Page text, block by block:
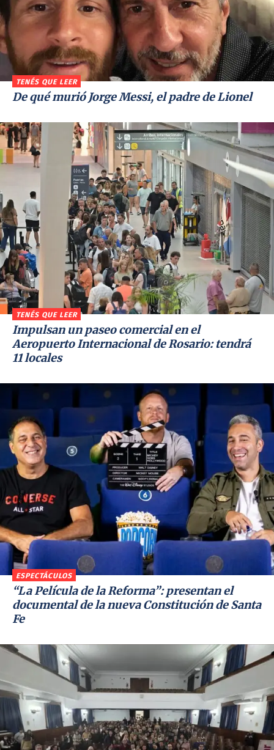
TENÉS QUE LEER
De qué murió Jorge Messi, el padre de Lionel
TENÉS QUE LEER
Impulsan un paseo comercial en el
Aeropuerto Internacional de Rosario: tendrá
11 locales
ESPECTÁCULOS
“La Película de la Reforma”: presentan el
documental de la nueva Constitución de Santa
Fe